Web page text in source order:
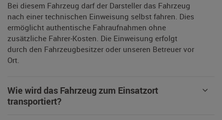
Bei diesem Fahrzeug darf der Darsteller das Fahrzeug
nach einer technischen Einweisung selbst fahren. Dies
ermöglicht authentische Fahraufnahmen ohne
zusätzliche Fahrer-Kosten. Die Einweisung erfolgt
durch den Fahrzeugbesitzer oder unseren Betreuer vor
Ort.
Wie wird das Fahrzeug zum Einsatzort
transportiert?